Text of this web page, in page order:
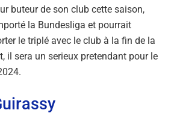
buteur de son club cette saison,
la Bundesliga et pourrait
le triplé avec le club à la fin de la
il sera un serieux pretendant pour le